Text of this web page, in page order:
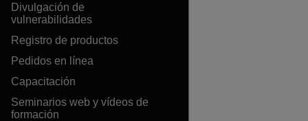
Divulgación de
vulnerabilidades
Registro de productos
Pedidos en línea
Capacitación
Seminarios web y vídeos de
formación